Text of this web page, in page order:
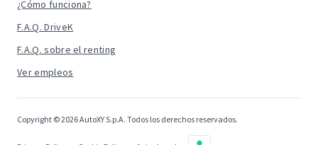
¿Cómo funciona?
F.A.Q. DriveK
F.A.Q. sobre el renting
Ver empleos
Copyright © 2026 AutoXY S.p.A. Todos los derechos reservados.